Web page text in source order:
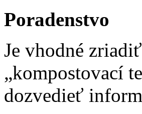
Poradenstvo
Je vhodné zriadiť
„kompostovací
dozvedieť